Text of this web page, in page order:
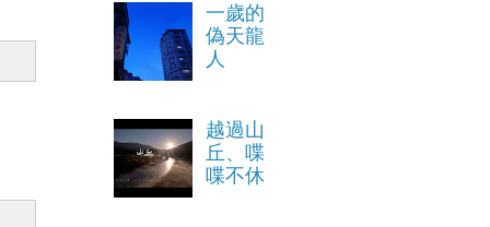
一歲的
偽天龍
人
越過山
丘、喋
喋不休